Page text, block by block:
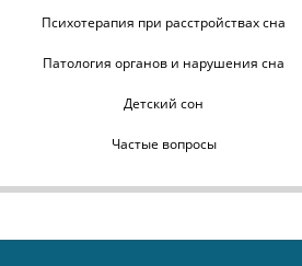
Психотерапия при расстройствах сна
Патология органов и нарушения сна
Детский сон
Частые вопросы